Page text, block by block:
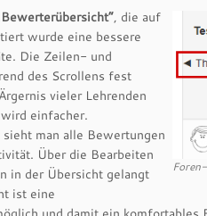
Bewerterübersicht“, die auf
wurde eine bessere
Die Zeilen- und
des Scrollens fest
vieler Lehrenden
einfacher.
man alle Bewertungen
Über die Bearbeiten
in der Übersicht gelangt
ist eine